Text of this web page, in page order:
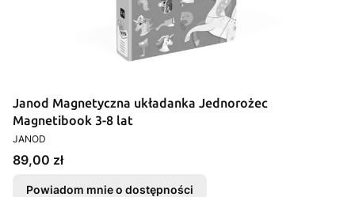
Janod Magnetyczna układanka Jednorożec
Magnetibook 3-8 lat
PRODUCENT
JANOD
Cena
89,00 zł
Powiadom mnie o dostępności